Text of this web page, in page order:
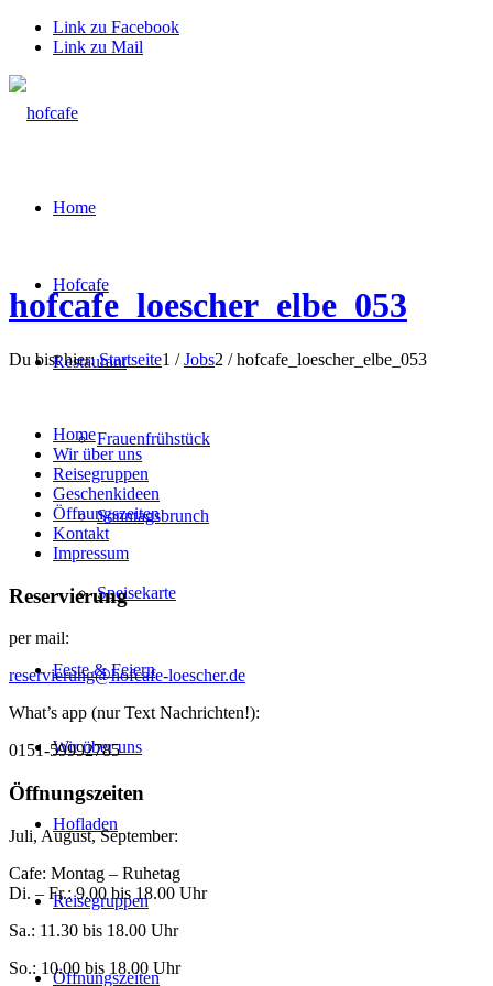
Link zu Facebook
Link zu Mail
Home
Hofcafe
Restaurant
Frauenfrühstück
Sonntagsbrunch
Speisekarte
Feste & Feiern
Wir über uns
Hofladen
Reisegruppen
Öffnungszeiten
hofcafe_loescher_elbe_053
Du bist hier: Startseite1 / Jobs2 / hofcafe_loescher_elbe_053
Home
Wir über uns
Reisegruppen
Geschenkideen
Öffnungszeiten
Kontakt
Impressum
Reservierung
per mail:
reservierung@hofcafe-loescher.de
What’s app (nur Text Nachrichten!):
0151-59992785
Öffnungszeiten
Juli, August, September:
Cafe: Montag – Ruhetag
Di. – Fr.: 9.00 bis 18.00 Uhr
Sa.: 11.30 bis 18.00 Uhr
So.: 10.00 bis 18.00 Uhr